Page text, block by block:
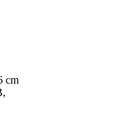
cm